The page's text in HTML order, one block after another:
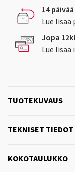
14
Lue lisää
Jopa
Lue lisää
TUOTEKUVAUS
TEKNISET TIEDOT
KOKOTAULUKKO